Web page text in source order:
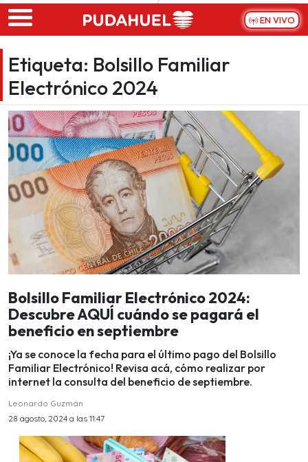
Skip to main content
EN VIVO
Etiqueta: Bolsillo Familiar
Electrónico 2024
Bolsillo Familiar Electrónico 2024:
Descubre AQUÍ cuándo se pagará el
beneficio en septiembre
¡Ya se conoce la fecha para el último pago del Bolsillo
Familiar Electrónico! Revisa acá, cómo realizar por
internet la consulta del beneficio de septiembre.
Leonardo Guzmán
28 agosto, 2024 a las 11:47